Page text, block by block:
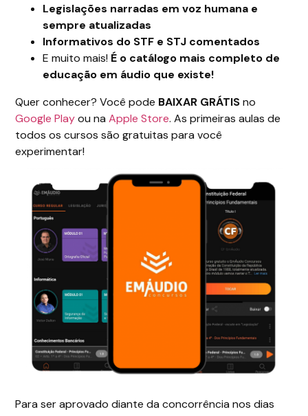
Legislações narradas em voz humana e
sempre atualizadas
Informativos do STF e STJ comentados
E muito mais! É o catálogo mais completo de
educação em áudio que existe!
Quer conhecer? Você pode BAIXAR GRÁTISno
Google Playou naApple Store. As primeiras aulas de
todos os cursos são gratuitas para você
experimentar!
Para ser aprovado diante da concorrência nos dias